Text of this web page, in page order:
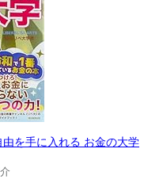
を手に入れる お金の大学